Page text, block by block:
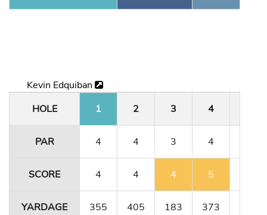
Kevin Edquiban
HOLE
1 2 3 4
PAR 4 4 3 4
SCORE 4 4 4 5
YARDAGE 355 405 183 373